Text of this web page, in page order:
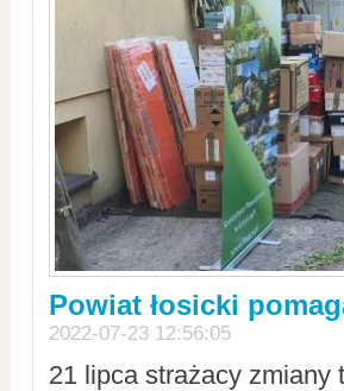
Powiat łosicki
2022-07-23 12:56:05
21 lipca strażacy